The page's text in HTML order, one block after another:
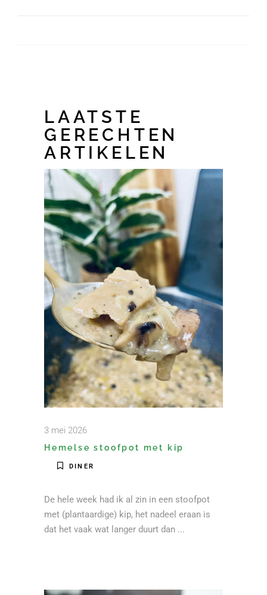
LAATSTE
GERECHTEN
ARTIKELEN
3 mei 2026
Hemelse stoofpot met kip
DINER
De hele week had ik al zin in een stoofpot
met (plantaardige) kip, het nadeel eraan is
dat het vaak wat langer duurt dan